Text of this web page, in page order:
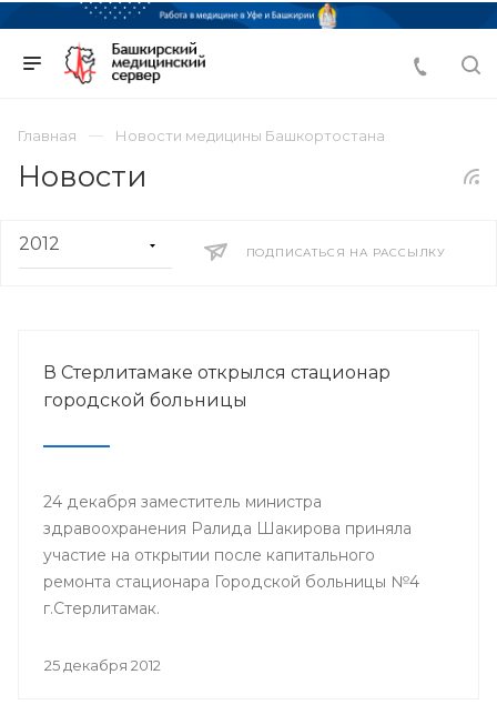
Главная Новости медицины Башкортостана
Новости
ПОДПИСАТЬСЯ НА РАССЫЛКУ
В Стерлитамаке открылся стационар
городской больницы
24 декабря заместитель министра
здравоохранения Ралида Шакирова приняла
участие на открытии после капитального
ремонта стационара Городской больницы №4
г.Стерлитамак.
25 декабря 2012